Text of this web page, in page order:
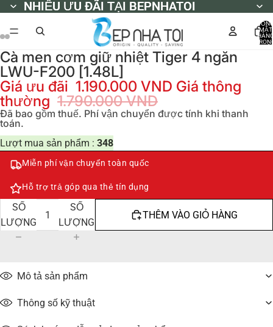
NHIỀU ƯU ĐÃI TẠI BEPNHATOI
NHIỀU ƯU ĐÃI TẠI BEPNHATOI
MẶT
Cà men cơm giữ nhiệt Tiger 4 ngăn
LWU-F200 [1.48L]
Giá ưu đãi 1.190.000 VND Giá thông
thường 1.790.000 VND
Đã bao gồm thuế. Phí vận chuyển được tính khi thanh
toán.
Lượt mua sản phẩm : 348
Miễn phí vận chuyển toàn quốc
Hỗ trợ trả góp qua thẻ tín dụng
GIẢM
SỐ
LƯỢNG
TĂNG
SỐ
LƯỢNG
THÊM VÀO GIỎ HÀNG
Mô tả sản phẩm
Thông số kỹ thuật